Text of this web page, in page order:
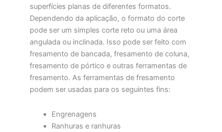
superfícies planas de diferentes formatos.
Dependendo da aplicação, o formato do corte
pode ser um simples corte reto ou uma área
angulada ou inclinada. Isso pode ser feito com
fresamento de bancada, fresamento de coluna,
fresamento de pórtico e outras ferramentas de
fresamento. As ferramentas de fresamento
podem ser usadas para os seguintes fins:
Engrenagens
Ranhuras e ranhuras